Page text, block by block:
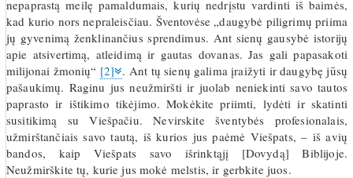
nepaprastą meilę pamaldumais, kurių nedrįstu vardinti iš baimės,
kad kurio nors nepraleisčiau. Šventovėse „daugybė piligrimų priima
jų gyvenimą ženklinančius sprendimus. Ant sienų gausybė istorijų
apie atsivertimą, atleidimą ir gautas dovanas. Jas gali papasakoti
milijonai žmonių“ [2] . Ant tų sienų galima įraižyti ir daugybę jūsų
pašaukimų. Raginu jus neužmiršti ir juolab neniekinti savo tautos
paprasto ir ištikimo tikėjimo. Mokėkite priimti, lydėti ir skatinti
susitikimą su Viešpačiu. Nevirskite šventybės profesionalais,
užmirštančiais savo tautą, iš kurios jus paėmė Viešpats, – iš avių
bandos, kaip Viešpats savo išrinktąjį [Dovydą] Biblijoje.
Neužmirškite tų, kurie jus mokė melstis, ir gerbkite juos.